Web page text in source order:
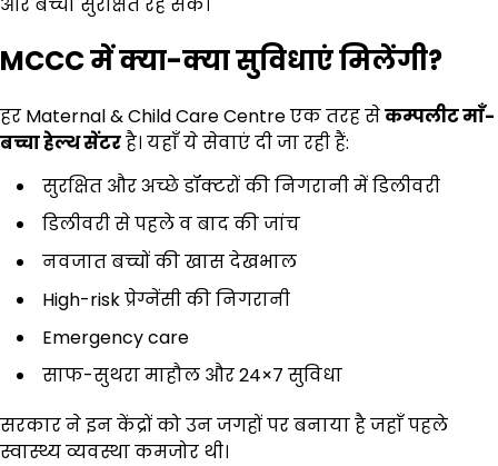
MCCCमें क्या-क्या सुविधाएं मिलेंगी?
हर Maternal & Child Care Centre एक तरह सेकम्पलीट माँ-
बच्चा हेल्थ सेंटरहै। यहाँ ये सेवाएं दी जा रही हैं:
सुरक्षित और अच्छे डॉक्टरों की निगरानी में डिलीवरी
डिलीवरी से पहले व बाद की जांच
नवजात बच्चों की खास देखभाल
High-risk प्रेग्नेंसी की निगरानी
Emergency care
साफ-सुथरा माहौल और 24×7 सुविधा
सरकार ने इन केंद्रों को उन जगहों पर बनाया है जहाँ पहले
स्वास्थ्य व्यवस्था कमजोर थी।